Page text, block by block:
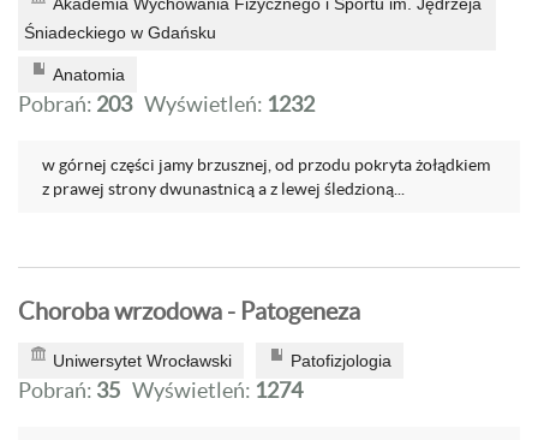
Śniadeckiego w Gdańsku
Anatomia
Pobrań: 203 Wyświetleń: 1232
w górnej części jamy brzusznej, od przodu pokryta żołądkiem
z prawej strony dwunastnicą a z lewej śledzioną...
Choroba wrzodowa - Patogeneza
Uniwersytet Wrocławski Patofizjologia
Pobrań: 35 Wyświetleń: 1274